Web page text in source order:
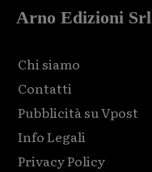
Arno Edizioni Srl
Chi siamo
Contatti
Pubblicità su Vpost
Info Legali
Privacy Policy